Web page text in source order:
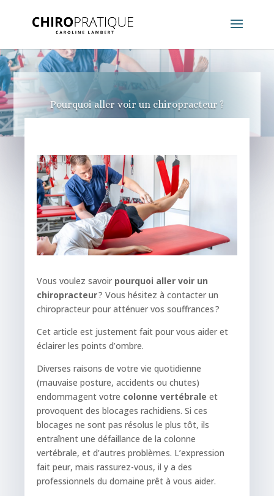
Pourquoi aller voir un chiropracteur ?
Vous voulez savoir pourquoi aller voir un
chiropracteur? Vous hésitez à contacter un
chiropracteur pour atténuer vos souffrances ?
Cet article est justement fait pour vous aider et
éclairer les points d’ombre.
Diverses raisons de votre vie quotidienne
(mauvaise posture, accidents ou chutes)
endommagent votre colonne vertébrale et
provoquent des blocages rachidiens. Si ces
blocages ne sont pas résolus le plus tôt, ils
entraînent une défaillance de la colonne
vertébrale, et d’autres problèmes. L’expression
fait peur, mais rassurez-vous, il y a des
professionnels du domaine prêt à vous aider.